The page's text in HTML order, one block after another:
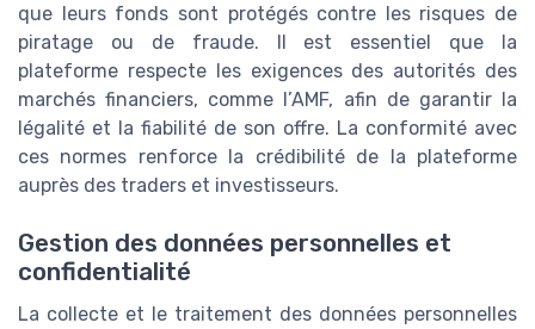
que leurs fonds sont protégés contre les risques de
piratage ou de fraude. Il est essentiel que la
plateforme respecte les exigences des autorités des
marchés financiers, comme l’AMF, afin de garantir la
légalité et la fiabilité de son offre. La conformité avec
ces normes renforce la crédibilité de la plateforme
auprès des traders et investisseurs.
Gestion des données personnelles et
confidentialité
La collecte et le traitement des données personnelles